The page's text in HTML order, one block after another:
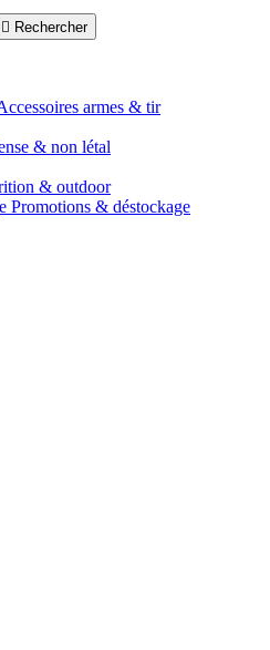
 Rechercher
armes & tir
& non létal
& outdoor
Promotions & déstockage